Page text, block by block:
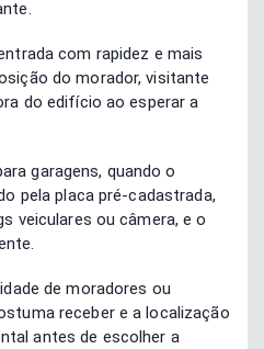
com rapidez e mais
do morador, visitante
do edifício ao esperar a
garagens, quando o
pela placa pré-cadastrada,
veiculares ou câmera, e o
de moradores ou
receber e a localização
antes de escolher a